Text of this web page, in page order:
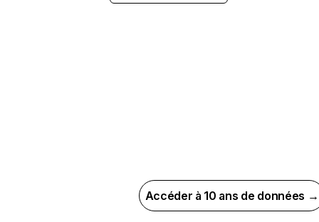
Accéder à 10 ans de données →